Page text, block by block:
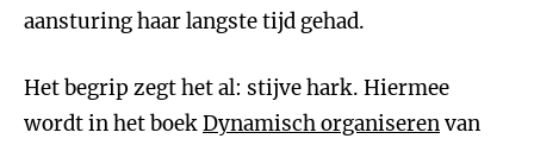
aansturing haar langste tijd gehad.
Het begrip zegt het al: stijve hark. Hiermee
wordt in het boekDynamisch organiserenvan